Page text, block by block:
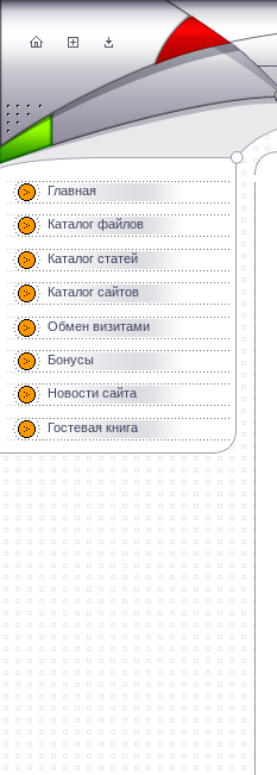
Главная
Каталог файлов
Каталог статей
Каталог сайтов
Обмен визитами
Бонусы
Новости сайта
Гостевая книга